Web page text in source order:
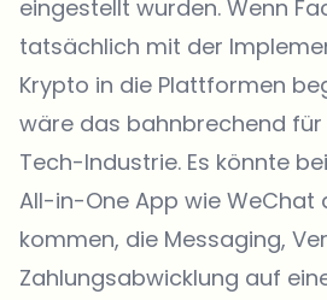
eingestellt wurden. Wenn
tatsächlich mit der
Krypto in die Plattformen
wäre das bahnbrechend
Tech-Industrie. Es könnte
All-in-One App wie WeChat
kommen, die Messaging,
Zahlungsabwicklung auf